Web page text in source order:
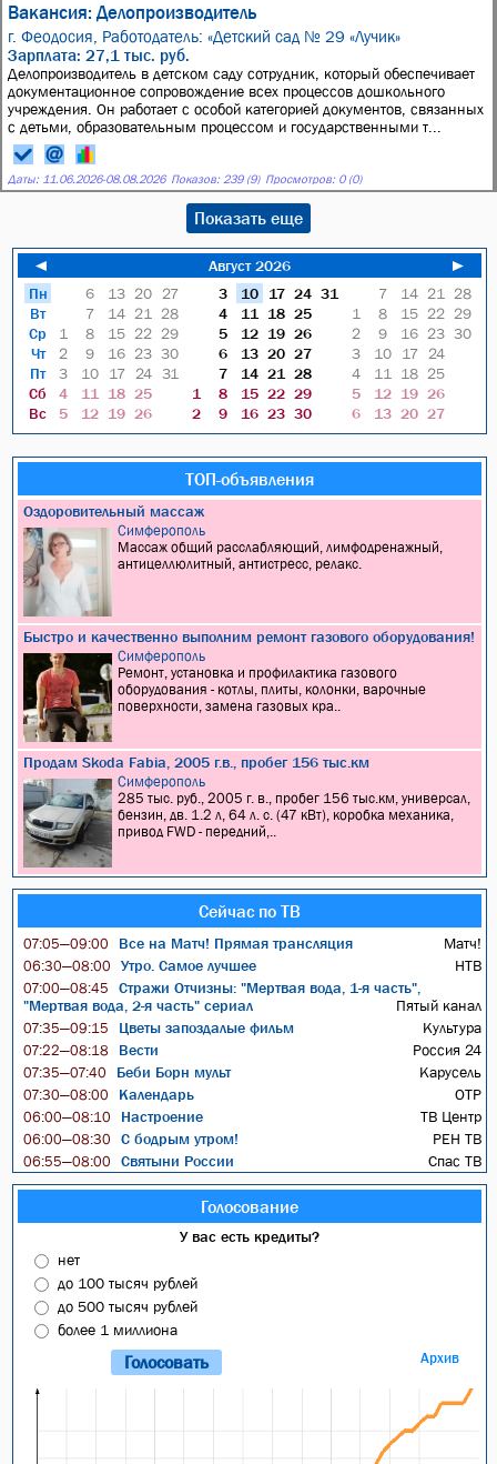
Вакансия: Делопроизводитель
г. Феодосия, Работодатель: «Детский сад № 29 «Лучик»
Зарплата: 27,1 тыс. руб.
Делопроизводитель в детском саду сотрудник, который обеспечивает
документационное сопровождение всех процессов дошкольного
учреждения. Он работает с особой категорией документов, связанных
с детьми, образовательным процессом и государственными т...
Даты: 11.06.2026-08.08.2026 Показов: 239 (9) Просмотров: 0 (0)
Показать еще
◄ Август 2026
►
Пн
Вт
Ср
Чт
Пт
Сб
Вс
6 13 20
27
7
14 21
28
1
8 15 22 29
2
9 16 23 30
3
10 17 24 31
4
11 18 25
5
12 19 26
3 10 17 24 31
4
11 18 25
5
12 19 26
6
13 20 27
7
14 21
28
1
8 15 22 29
2
9 16 23 30
7 14 21
28
1
8 15 22 29
2
9 16 23 30
3
10 17
24
4
11 18 25
5
12 19 26
6
13 20 27
ТОП-объявления
Оздоровительный массаж
Симферополь
Массаж общий расслабляющий, лимфодренажный,
антицеллюлитный, антистресс, релакс.
Быстро и качественно выполним ремонт газового оборудования!
Симферополь
Ремонт, установка и профилактика газового
оборудования - котлы, плиты, колонки, варочные
поверхности, замена газовых кра..
Продам Skoda Fabia, 2005 г.в., пробег 156 тыс.км
Симферополь
285 тыс. руб., 2005 г. в., пробег 156 тыс.км, универсал,
бензин, дв. 1.2 л, 64 л. с. (47 кВт), коробка механика,
привод FWD - передний,..
Сейчас по ТВ
07:05—09:00 Все на Матч! Прямая трансляция Матч!
06:30—08:00 Утро. Самое лучшее НТВ
07:00—08:45
Стражи Отчизны: "Мертвая вода, 1-я часть",
"Мертвая вода, 2-я часть" сериал
Пятый канал
07:35—09:15 Цветы запоздалые фильм Культура
07:22—08:18 Вести Россия 24
07:35—07:40 Беби Борн мульт Карусель
07:30—08:00 Календарь ОТР
06:00—08:10 Настроение ТВ Центр
06:00—08:30 С бодрым утром! РЕН ТВ
06:55—08:00 Святыни России Спас ТВ
Голосование
У вас есть кредиты?
нет
до 100 тысяч рублей
до 500 тысяч рублей
более 1 миллиона
Архив